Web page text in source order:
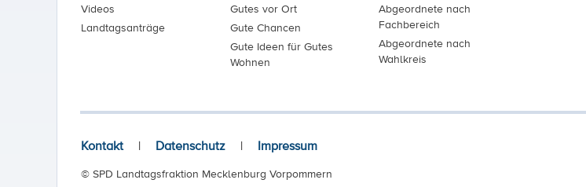
Videos
Landtagsanträge
Gutes vor Ort
Gute Chancen
Gute Ideen für Gutes
Wohnen
Abgeordnete nach
Fachbereich
Abgeordnete nach
Wahlkreis
Kontakt | Datenschutz | Impressum
© SPD Landtagsfraktion Mecklenburg Vorpommern